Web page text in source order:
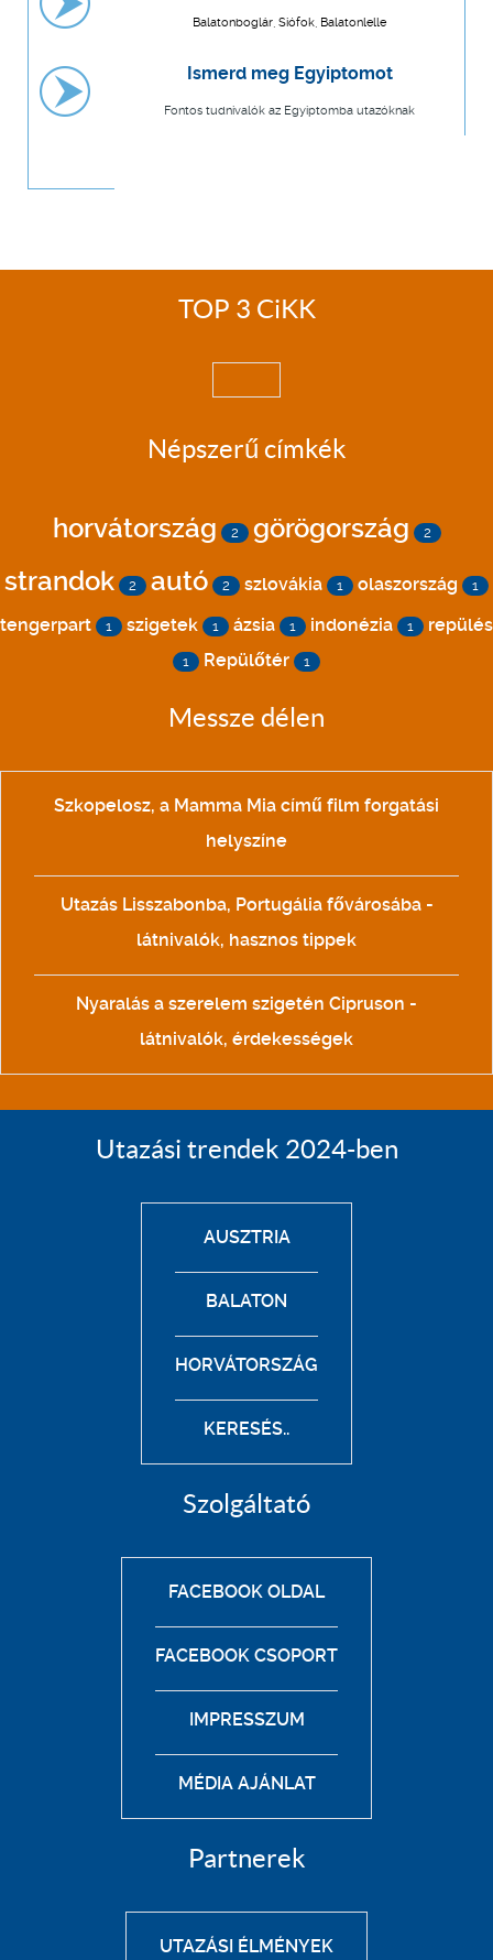
Balatonboglár, Siófok, Balatonlelle
Ismerd meg Egyiptomot
Fontos tudnivalók az Egyiptomba utazóknak
TOP 3 CiKK
Népszerű címkék
horvátország 2 görögország 2
strandok 2 autó 2 szlovákia 1 olaszország 1
tengerpart 1 szigetek 1 ázsia 1 indonézia 1 repülés
1 Repülőtér 1
Messze délen
Szkopelosz, a Mamma Mia című film forgatási
helyszíne
Utazás Lisszabonba, Portugália fővárosába -
látnivalók, hasznos tippek
Nyaralás a szerelem szigetén Cipruson -
látnivalók, érdekességek
Utazási trendek 2024-ben
AUSZTRIA
BALATON
HORVÁTORSZÁG
KERESÉS..
Szolgáltató
FACEBOOK OLDAL
FACEBOOK CSOPORT
IMPRESSZUM
MÉDIA AJÁNLAT
Partnerek
UTAZÁSI ÉLMÉNYEK